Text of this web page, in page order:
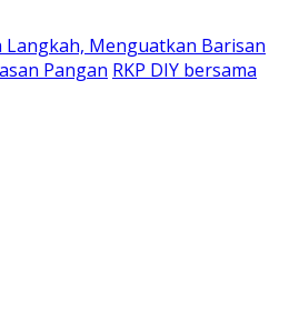
Langkah, Menguatkan Barisan
Pangan RKP DIY bersama